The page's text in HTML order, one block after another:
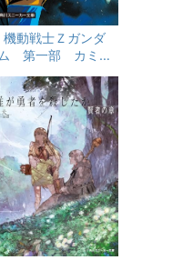
機動戦士Ｚガンダ
ム 第一部 カミー
ーカー文庫)